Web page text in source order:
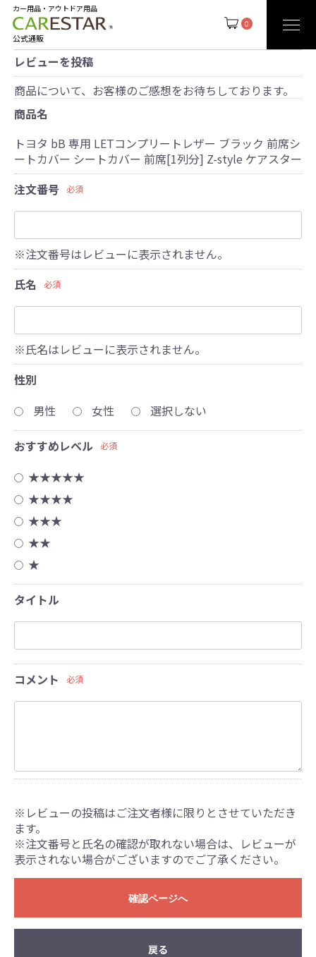
0
カー用品・アウトドア用品
公式通販
レビューを投稿
商品について、お客様のご感想をお待ちしております。
商品名
トヨタ bB 専用 LETコンプリートレザー ブラック 前席シ
ートカバー シートカバー 前席[1列分] Z-style ケアスター
注文番号
必須
※注文番号はレビューに表示されません。
氏名
必須
※氏名はレビューに表示されません。
性別
男性
女性 選択しない
おすすめレベル 必須
★★★★★
★★★★
★★★
★★
★
タイトル
コメント 必須
※レビューの投稿はご注文者様に限りとさせていただき
ます。
※注文番号と氏名の確認が取れない場合は、レビューが
表示されない場合がございますのでご了承ください。
確認ページへ
戻る